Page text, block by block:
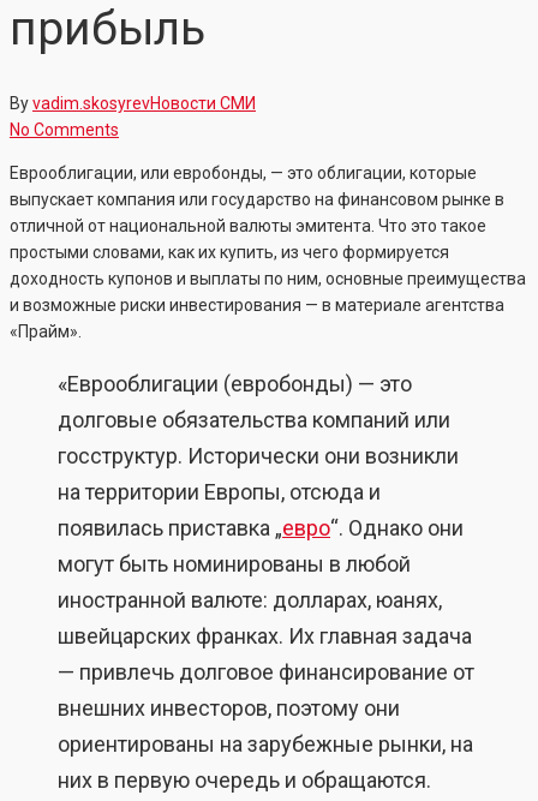
прибыль
Byvadim.skosyrevНовости СМИ
No Comments
Еврооблигации, или евробонды, — это облигации, которые
выпускает компания или государство на финансовом рынке в
отличной от национальной валюты эмитента. Что это такое
простыми словами, как их купить, из чего формируется
доходность купонов и выплаты по ним, основные преимущества
и возможные риски инвестирования — в материале агентства
«Прайм».
«Еврооблигации (евробонды) — это
долговые обязательства компаний или
госструктур. Исторически они возникли
на территории Европы, отсюда и
появилась приставка „евро“. Однако они
могут быть номинированы в любой
иностранной валюте: долларах, юанях,
швейцарских франках. Их главная задача
— привлечь долговое финансирование от
внешних инвесторов, поэтому они
ориентированы на зарубежные рынки, на
них в первую очередь и обращаются.